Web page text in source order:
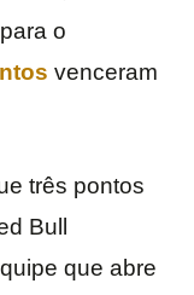
o
venceram
três pontos
Bull
que abre